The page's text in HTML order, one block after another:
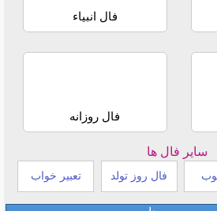
فال انبیاء
فال روزانه
سایر فال ها
فال روز تولد تعبیر خواب